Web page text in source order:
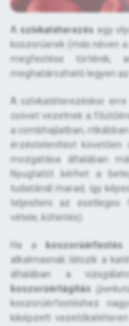
Aszívkatéterezés egy
koszorúerek (más néven a
megfestése történik,
meghatározható legyen
A szívkatéterezéskor
csövet vezetnek a
a combhajlatban,
érzéstelenítést
mozgatása általában
Nyugtatót kérhet a
tudatánál marad, így
teljesíteni az esetleges
vétele, köhintés).
Ha a koszorúérfestés
alkalmasnak látszik a
általában a
koszorúértágítás
koszorúérfestéshez
kiképzett